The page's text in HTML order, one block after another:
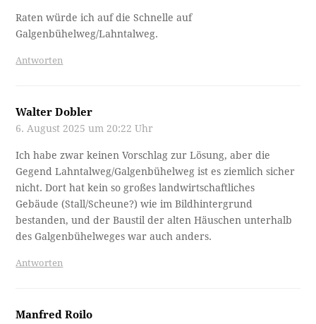
Raten würde ich auf die Schnelle auf
Galgenbühelweg/Lahntalweg.
Antworten
Walter Dobler
6. August 2025 um 20:22 Uhr
Ich habe zwar keinen Vorschlag zur Lösung, aber die
Gegend Lahntalweg/Galgenbühelweg ist es ziemlich sicher
nicht. Dort hat kein so großes landwirtschaftliches
Gebäude (Stall/Scheune?) wie im Bildhintergrund
bestanden, und der Baustil der alten Häuschen unterhalb
des Galgenbühelweges war auch anders.
Antworten
Manfred Roilo